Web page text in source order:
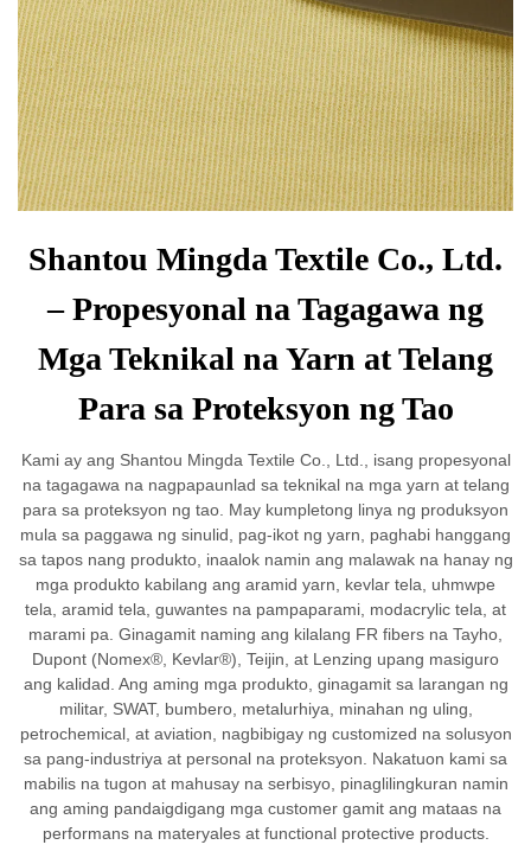
Shantou Mingda Textile Co., Ltd.
– Propesyonal na Tagagawa ng
Mga Teknikal na Yarn at Telang
Para sa Proteksyon ng Tao
Kami ay ang Shantou Mingda Textile Co., Ltd., isang propesyonal
na tagagawa na nagpapaunlad sa teknikal na mga yarn at telang
para sa proteksyon ng tao. May kumpletong linya ng produksyon
mula sa paggawa ng sinulid, pag-ikot ng yarn, paghabi hanggang
sa tapos nang produkto, inaalok namin ang malawak na hanay ng
mga produkto kabilang ang aramid yarn, kevlar tela, uhmwpe
tela, aramid tela, guwantes na pampaparami, modacrylic tela, at
marami pa. Ginagamit naming ang kilalang FR fibers na Tayho,
Dupont (Nomex®, Kevlar®), Teijin, at Lenzing upang masiguro
ang kalidad. Ang aming mga produkto, ginagamit sa larangan ng
militar, SWAT, bumbero, metalurhiya, minahan ng uling,
petrochemical, at aviation, nagbibigay ng customized na solusyon
sa pang-industriya at personal na proteksyon. Nakatuon kami sa
mabilis na tugon at mahusay na serbisyo, pinaglilingkuran namin
ang aming pandaigdigang mga customer gamit ang mataas na
performans na materyales at functional protective products.